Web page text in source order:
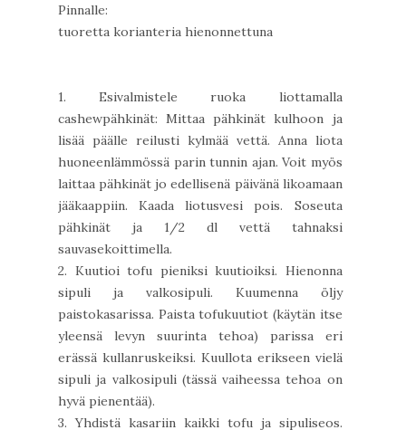
Pinnalle:
tuoretta korianteria hienonnettuna
1. Esivalmistele ruoka liottamalla
cashewpähkinät: Mittaa pähkinät kulhoon ja
lisää päälle reilusti kylmää vettä. Anna liota
huoneenlämmössä parin tunnin ajan. Voit myös
laittaa pähkinät jo edellisenä päivänä likoamaan
jääkaappiin. Kaada liotusvesi pois. Soseuta
pähkinät ja 1/2 dl vettä tahnaksi
sauvasekoittimella.
2. Kuutioi tofu pieniksi kuutioiksi. Hienonna
sipuli ja valkosipuli. Kuumenna öljy
paistokasarissa. Paista tofukuutiot (käytän itse
yleensä levyn suurinta tehoa) parissa eri
erässä kullanruskeiksi. Kuullota erikseen vielä
sipuli ja valkosipuli (tässä vaiheessa tehoa on
hyvä pienentää).
3. Yhdistä kasariin kaikki tofu ja sipuliseos.